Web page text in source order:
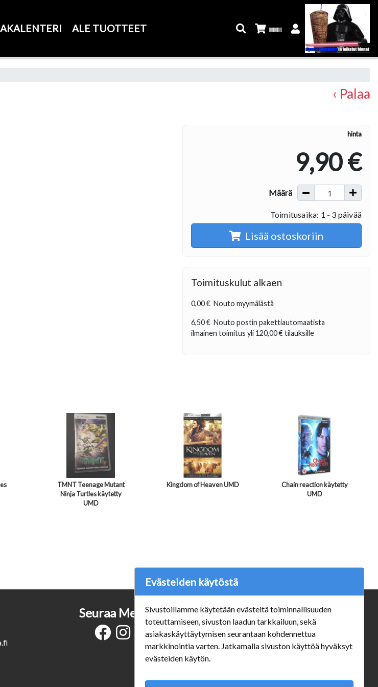
ALE TUOTTEET
‹ Palaa
hinta
9,90 €
Määrä
Toimitusaika: 1 - 3 päivää
Lisää ostoskoriin
Toimituskulut alkaen
0,00 € Nouto myymälästä
6,50 € Nouto postin pakettiautomaatista
ilmainen toimitus yli 120,00 €tilauksille
TMNT Teenage Mutant
Ninja Turtles käytetty
UMD
Kingdom of Heaven UMD
Chain reaction käytetty
UMD
Verkkokauppa
#Yhteiskuntavastuu
#porvoonsithlord
Mannerheiminkatu 10 Aukioloajat:
Seuraa Meitä
Evästeiden käytöstä
Sivustoillamme käytetään evästeitä toiminnallisuuden
toteuttamiseen, sivuston laadun tarkkailuun, sekä
asiakaskäyttäytymisen seurantaan kohdennettua
markkinointia varten. Jatkamalla sivuston käyttöä hyväksyt
evästeiden käytön.